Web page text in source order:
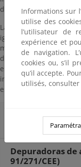
del Real Decreto-Ley 11/
La información incluye
iguales a 2.000
menores (con
de aguas residuales y
están vigentes y no
informe de
estado de avance de la
91/271/CEE)
Depuradoras de
91/271/CEE)
Informations sur
utilise des
l’utilisateur de
expérience et
de navigation.
cookies ou, s’il
qu’il accepte.
utilisés,